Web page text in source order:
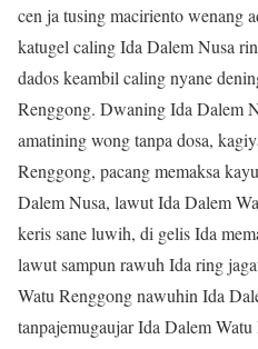
cen ja tusing maciriento wenang
katugel caling Ida Dalem Nusa
dados keambil caling nyane
Renggong. Dwaning Ida Dalem
amatining wong tanpa dosa,
Renggong, pacang memaksa
Dalem Nusa, lawut Ida Dalem
keris sane luwih, di gelis Ida
lawut sampun rawuh Ida ring
Watu Renggong nawuhin Ida
tanpajemugaujar Ida Dalem